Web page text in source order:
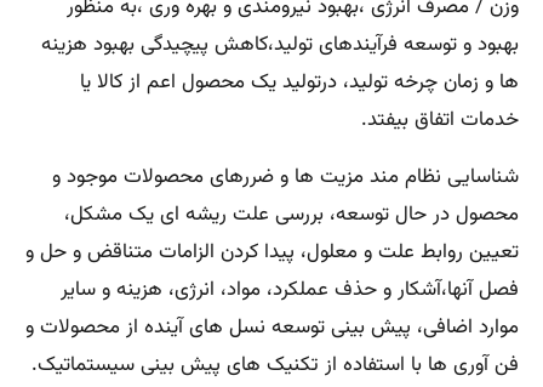
وزن / مصرف انرژی ،بهبود نیرومندی و بهره وری ،به منظور
بهبود و توسعه فرآیندهای تولید،کاهش پیچیدگی بهبود هزینه
ها و زمان چرخه تولید، درتولید یک محصول اعم از کالا یا
خدمات اتفاق بیفتد.
شناسایی نظام مند مزیت ها و ضررهای محصولات موجود و
محصول در حال توسعه، بررسی علت ریشه ای یک مشکل،
تعیین روابط علت و معلول، پیدا کردن الزامات متناقض و حل و
فصل آنها،آشکار و حذف عملکرد، مواد، انرژی، هزینه و سایر
موارد اضافی، پیش بینی توسعه نسل های آینده از محصولات و
فن آوری ها با استفاده از تکنیک های پیش بینی سیستماتیک.